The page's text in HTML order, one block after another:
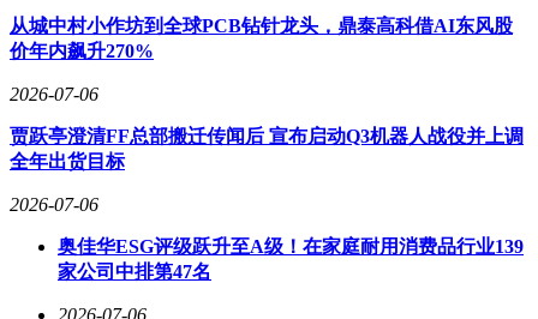
从城中村小作坊到全球PCB钻针龙头，鼎泰高科借AI东风股
价年内飙升270%
2026-07-06
贾跃亭澄清FF总部搬迁传闻后 宣布启动Q3机器人战役并上调
全年出货目标
2026-07-06
奥佳华ESG评级跃升至A级！在家庭耐用消费品行业139
家公司中排第47名
2026-07-06